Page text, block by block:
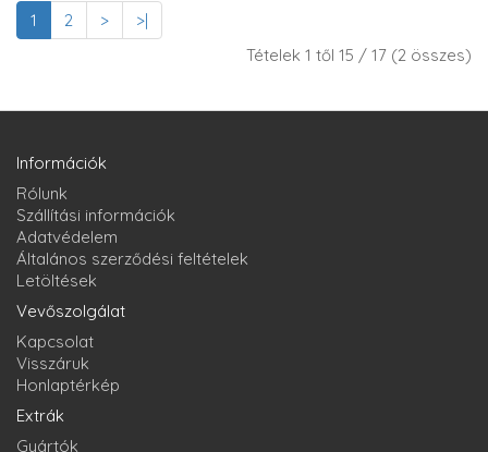
1 2 >
>|
Tételek 1 től 15 / 17 (2 összes)
Információk
Rólunk
Szállítási információk
Adatvédelem
Általános szerződési feltételek
Letöltések
Vevőszolgálat
Kapcsolat
Visszáruk
Honlaptérkép
Extrák
Gyártók